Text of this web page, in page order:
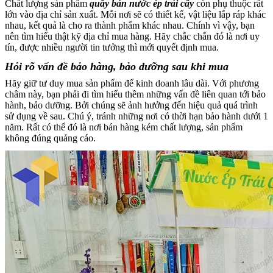
Chất lượng sản phẩm quầy bán nước ép trái cây còn phụ thuộc rất
lớn vào địa chỉ sản xuất. Mỗi nơi sẽ có thiết kế, vật liệu lắp ráp khác
nhau, kết quả là cho ra thành phẩm khác nhau. Chính vì vậy, bạn
nên tìm hiểu thật kỹ địa chỉ mua hàng. Hãy chắc chắn đó là nơi uy
tín, được nhiều người tin tưởng thì mới quyết định mua.
Hỏi rõ vấn đề bảo hàng, bảo dưỡng sau khi mua
Hãy giữ tư duy mua sản phẩm để kinh doanh lâu dài. Với phương
châm này, bạn phải đi tìm hiểu thêm những vấn đề liên quan tới bảo
hành, bảo dưỡng. Bởi chúng sẽ ảnh hưởng đến hiệu quả quá trình
sử dụng về sau. Chú ý, tránh những nơi có thời hạn bảo hành dưới 1
năm. Rất có thể đó là nơi bán hàng kém chất lượng, sản phẩm
không đúng quảng cáo.